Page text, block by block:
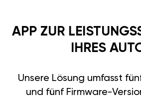
APP ZUR
IHRES
Unsere Lösung umfasst
und fünf Firmware-